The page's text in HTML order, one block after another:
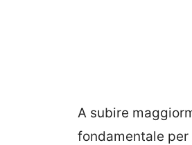
A subire
fondamentale